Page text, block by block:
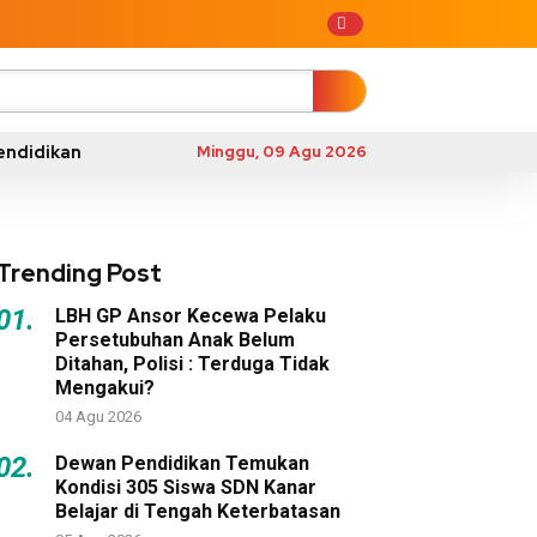
Minggu, 09 Agu 2026
Post
LBH GP Ansor Kecewa Pelaku
Persetubuhan Anak Belum
Ditahan, Polisi : Terduga Tidak
Mengakui?
04 Agu 2026
Dewan Pendidikan Temukan
Kondisi 305 Siswa SDN Kanar
Belajar di Tengah Keterbatasan